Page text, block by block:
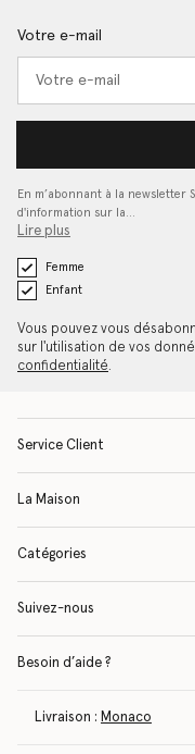
Votre e-mail
En m’abonnant à la newsletter
d'information sur la…
Lire plus
Femme
Enfant
Vous pouvez vous
sur l'utilisation de vos
confidentialité.
Service Client
La Maison
Catégories
Suivez-nous
Besoin d’aide ?
Livraison : Monaco